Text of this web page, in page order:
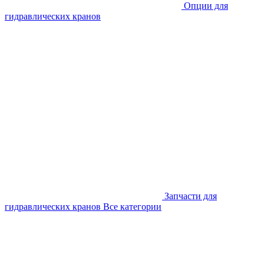
Опции для
гидравлических кранов
Запчасти для
гидравлических кранов Все категории